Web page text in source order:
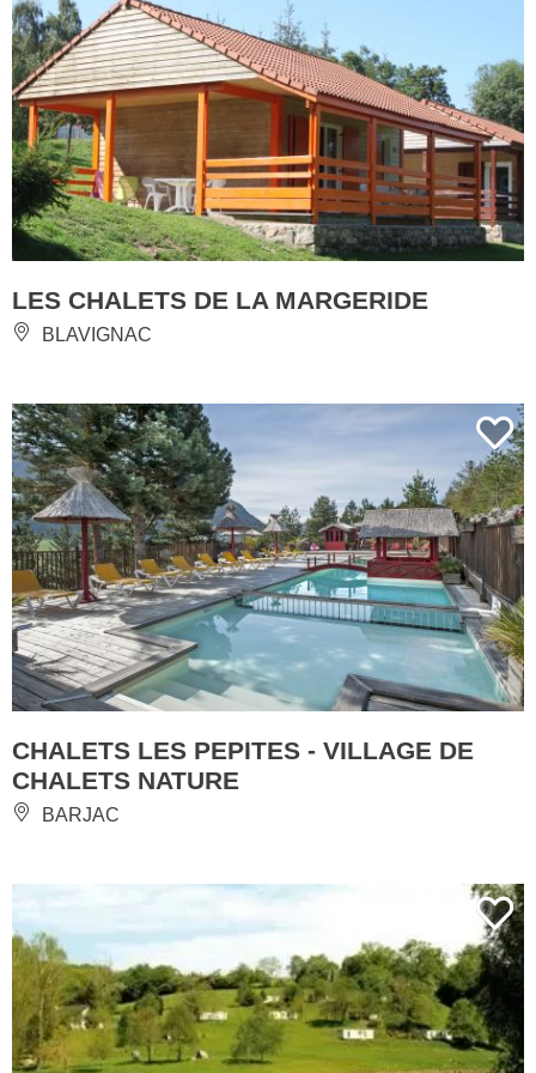
LES CHALETS DE LA MARGERIDE
BLAVIGNAC
CHALETS LES PEPITES - VILLAGE DE
CHALETS NATURE
BARJAC